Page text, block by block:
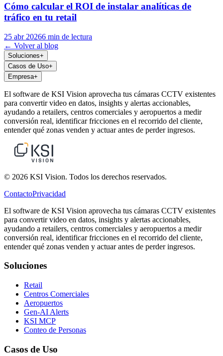
Cómo calcular el ROI de instalar analíticas de
tráfico en tu retail
25 abr 20266 min de lectura
← Volver al blog
Soluciones+
Casos de Uso+
Empresa+
El software de KSI Vision aprovecha tus cámaras CCTV existentes
para convertir video en datos, insights y alertas accionables,
ayudando a retailers, centros comerciales y aeropuertos a medir
conversión real, identificar fricciones en el recorrido del cliente,
entender qué zonas venden y actuar antes de perder ingresos.
© 2026 KSI Vision. Todos los derechos reservados.
ContactoPrivacidad
El software de KSI Vision aprovecha tus cámaras CCTV existentes
para convertir video en datos, insights y alertas accionables,
ayudando a retailers, centros comerciales y aeropuertos a medir
conversión real, identificar fricciones en el recorrido del cliente,
entender qué zonas venden y actuar antes de perder ingresos.
Soluciones
Retail
Centros Comerciales
Aeropuertos
Gen-AI Alerts
KSI MCP
Conteo de Personas
Casos de Uso